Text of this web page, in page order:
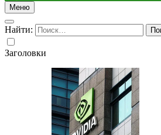
Меню
Найти:
Заголовки